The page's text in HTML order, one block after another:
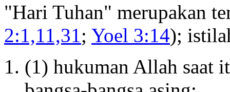
"Hari Tuhan" merupakan
2:1,11,31; Yoel 3:14);
(1) hukuman Allah saat